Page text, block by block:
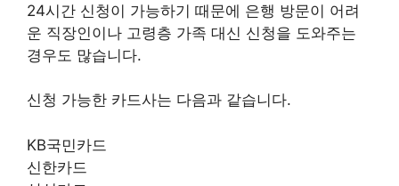
24시간 신청이 가능하기 때문에 은행 방문이 어려
운 직장인이나 고령층 가족 대신 신청을 도와주는
경우도 많습니다.
신청 가능한 카드사는 다음과 같습니다.
KB국민카드
신한카드